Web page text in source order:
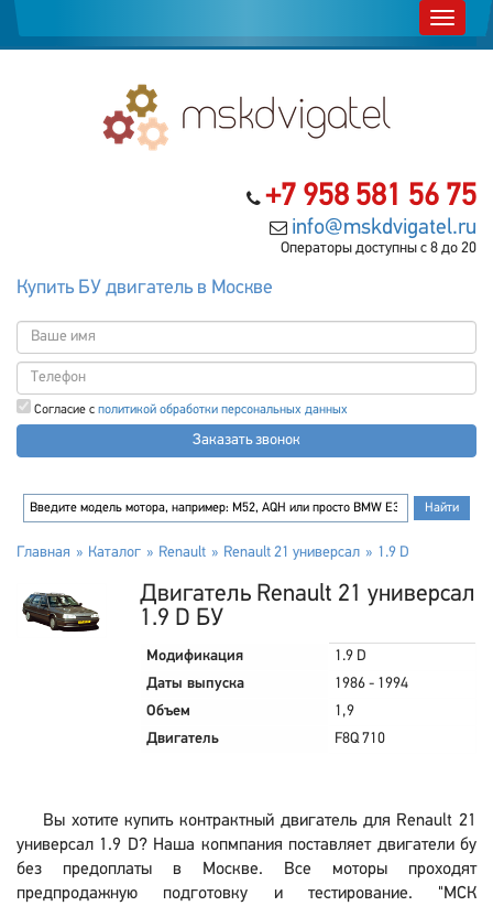
+7 958 581 56 75
info@mskdvigatel.ru
Операторы доступны с 8 до 20
Купить БУ двигатель в Москве
Согласие с политикой обработки персональных данных
Заказать звонок
Главная Каталог Renault Renault 21 универсал 1.9 D
Двигатель Renault 21 универсал
1.9 D БУ
Модификация
1.9 D
Даты выпуска
1986 - 1994
Объем
1,9
Двигатель
F8Q 710
Вы хотите купить контрактный двигатель для Renault 21
универсал 1.9 D? Наша копмпания поставляет двигатели бу
без предоплаты в Москве. Все моторы проходят
предпродажную подготовку и тестирование. "МСК